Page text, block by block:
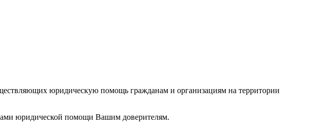
юридическую помощь гражданам и организациям на территории
юридической помощи Вашим доверителям.